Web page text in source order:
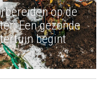
op de
Een gezonde
begint